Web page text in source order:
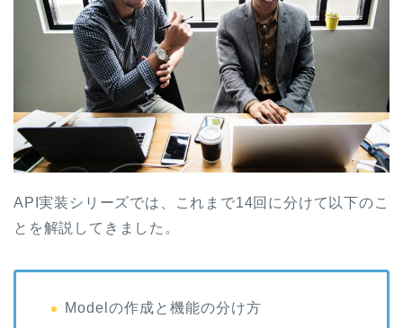
API実装シリーズでは、これまで14回に分けて以下のこ
とを解説してきました。
Modelの作成と機能の分け方